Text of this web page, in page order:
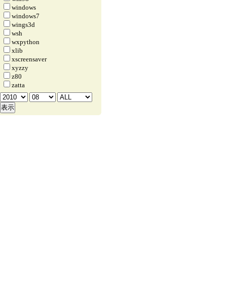
windows
windows7
wings3d
wsh
wxpython
xlib
xscreensaver
xyzzy
z80
zatta